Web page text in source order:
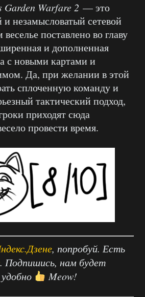
Garden Warfare 2 — это
и незамысловатый сетевой
поставлено во главу
и дополненная
с новыми картами и
Да, при желании в этой
сплоченную команду и
тактический подход,
приходят сюда
провести время.
, попробуй. Есть
. Подпишись, нам будет
Meow!